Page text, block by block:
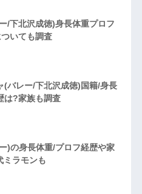
/下北沢成徳)身長体重プロフ
いても調査
(バレー/下北沢成徳)国籍/身長
は?家族も調査
)の身長体重/プロフ経歴や家
ミラモンも